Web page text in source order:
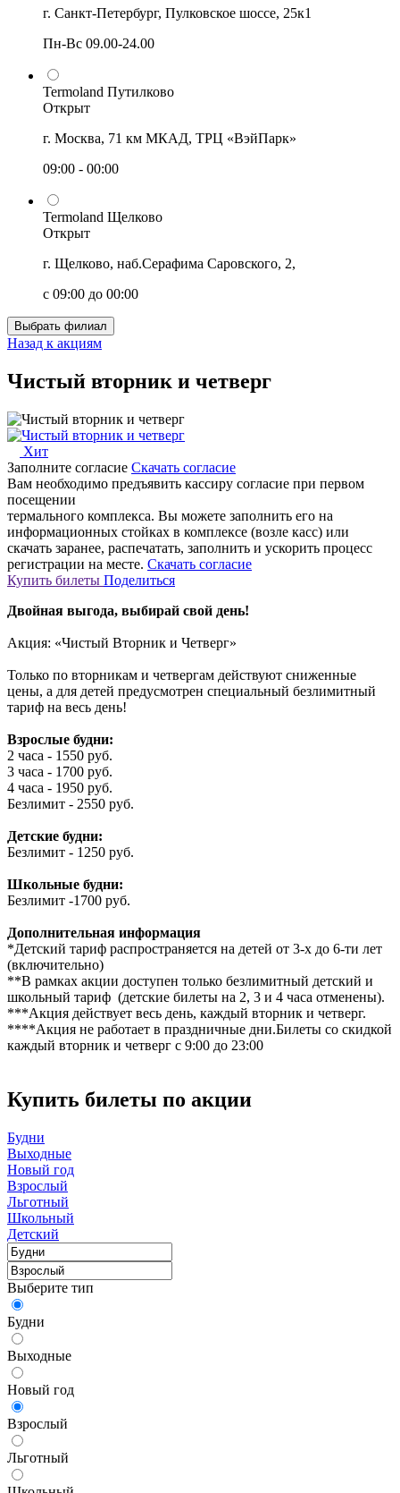
г. Санкт-Петербург, Пулковское шоссе, 25к1
Пн-Вс 09.00-24.00
Termoland Путилково
Открыт
г. Москва, 71 км МКАД, ТРЦ «ВэйПарк»
09:00 - 00:00
Termoland Щелково
Открыт
г. Щелково, наб.Серафима Саровского, 2,
с 09:00 до 00:00
Выбрать филиал
Назад к акциям
Чистый вторник и четверг
Хит
Заполните согласие Скачать согласие
Вам необходимо предъявить кассиру согласие при первом
посещении
термального комплекса. Вы можете заполнить его на
информационных стойках в комплексе (возле касс) или
скачать заранее, распечатать, заполнить и ускорить процесс
регистрации на месте. Скачать согласие
Купить билеты Поделиться
Двойная выгода, выбирай свой день!
Акция: «Чистый Вторник и Четверг»
Только по вторникам и четвергам действуют сниженные
цены, а для детей предусмотрен специальный безлимитный
тариф на весь день!
Взрослые будни:
2 часа - 1550 руб.
3 часа - 1700 руб.
4 часа - 1950 руб.
Безлимит - 2550 руб.
Детские будни:
Безлимит - 1250 руб.
Школьные будни:
Безлимит -1700 руб.
Дополнительная информация
*Детский тариф распространяется на детей от 3-х до 6-ти лет
(включительно)
**В рамках акции доступен только безлимитный детский и
школьный тариф (детские билеты на 2, 3 и 4 часа отменены).
***Акция действует весь день, каждый вторник и четверг.
****Акция не работает в праздничные дни.Билеты со скидкой
каждый вторник и четверг с 9:00 до 23:00
Купить билеты по акции
Будни
Выходные
Новый год
Взрослый
Льготный
Школьный
Детский
Выберите тип
Будни
Выходные
Новый год
Взрослый
Льготный